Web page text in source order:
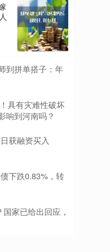
到拼单搭子：年
具有灾难性破坏
响到河南吗？
获融资买入
下跌0.83%，转
家已给出回应，